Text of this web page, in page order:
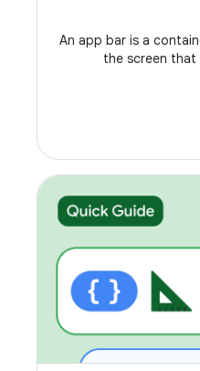
An app bar is a
the screen that